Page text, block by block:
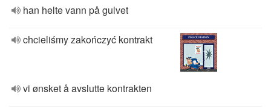
han helte vann på gulvet
chcieliśmy zakończyć kontrakt
vi ønsket å avslutte kontrakten